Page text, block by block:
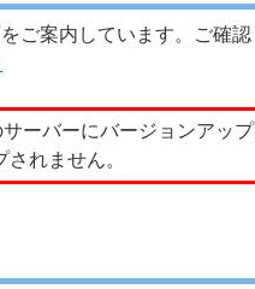
ご案内しています。ご確認
ーバーにバージョンアッ
れません。